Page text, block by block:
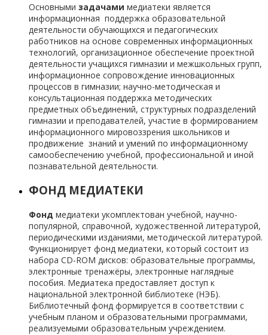
Основными задачами медиатеки является
информационная поддержка образовательной
деятельности обучающихся и педагогических
работников на основе современных информационных
технологий, организационное обеспечение проектной
деятельности учащихся гимназии и межшкольных групп,
информационное сопровождение инновационных
процессов в гимназии; научно-методическая и
консультационная поддержка методических
предметных объединений, структурных подразделений
гимназии и преподавателей, участие в формированием
информационного мировоззрения школьников и
продвижение знаний и умений по информационному
самообеспечению учебной, профессиональной и иной
познавательной деятельности.
ФОНД МЕДИАТЕКИ
Фонд медиатеки укомплектован учебной, научно-
популярной, справочной, художественной литературой,
периодическими изданиями, методической литературой.
Функционирует фонд медиатеки, который состоит из
набора CD-ROM дисков: образовательные программы,
электронные тренажёры, электронные наглядные
пособия. Медиатека предоставляет доступ к
национальной электронной библиотеке (НЭБ).
Библиотечный фонд формируется в соответствии с
учебным планом и образовательными программами,
реализуемыми образовательным учреждением.